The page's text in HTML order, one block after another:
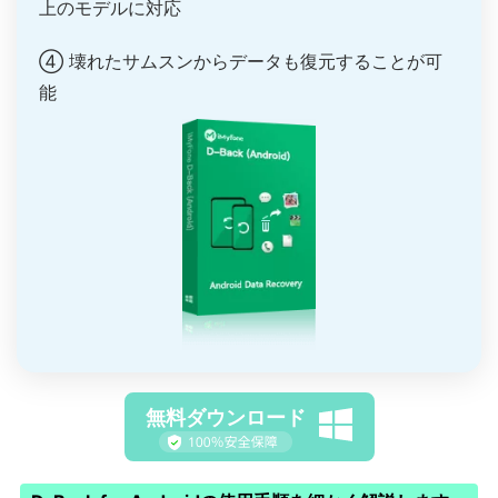
上のモデルに対応
④ 壊れたサムスンからデータも復元することが可
能
無料ダウンロード